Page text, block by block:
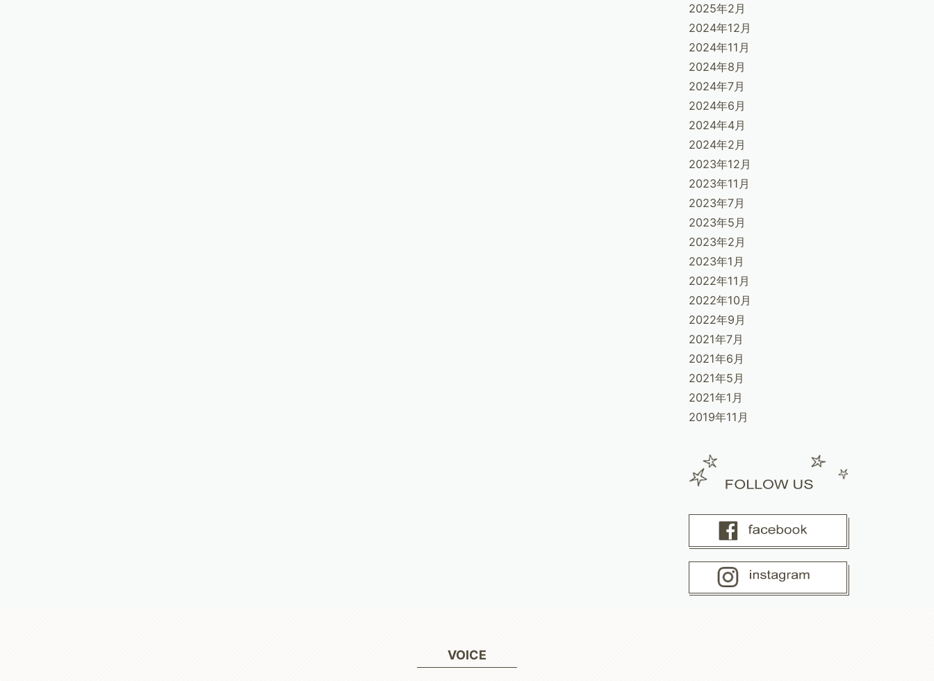
2025年2月
2024年12月
2024年11月
2024年8月
2024年7月
2024年6月
2024年4月
2024年2月
2023年12月
2023年11月
2023年7月
2023年5月
2023年2月
2023年1月
2022年11月
2022年10月
2022年9月
2021年7月
2021年6月
2021年5月
2021年1月
2019年11月
VOICE